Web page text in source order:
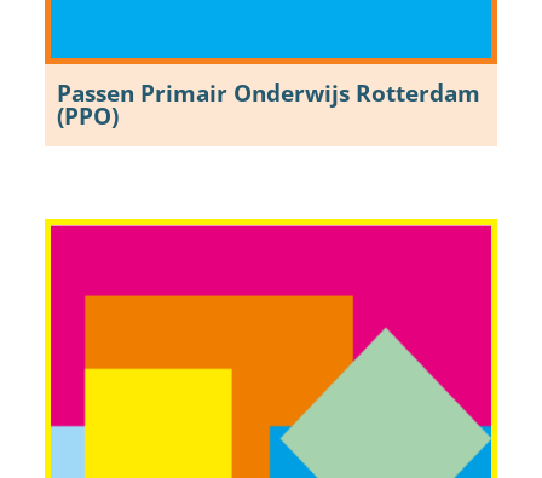
Passen Primair Onderwijs Rotterdam
(PPO)